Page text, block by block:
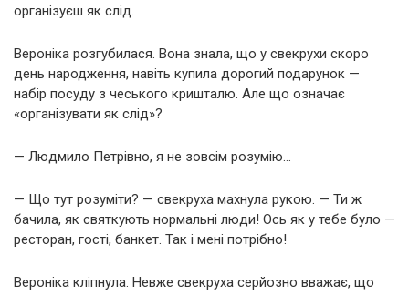
організуєш як слід.
Вероніка розгубилася. Вона знала, що у свекрухи скоро
день народження, навіть купила дорогий подарунок —
набір посуду з чеського кришталю. Але що означає
«організувати як слід»?
— Людмило Петрівно, я не зовсім розумію…
— Що тут розуміти? — свекруха махнула рукою. — Ти ж
бачила, як святкують нормальні люди! Ось як у тебе було —
ресторан, гості, банкет. Так і мені потрібно!
Вероніка кліпнула. Невже свекруха серйозно вважає, що